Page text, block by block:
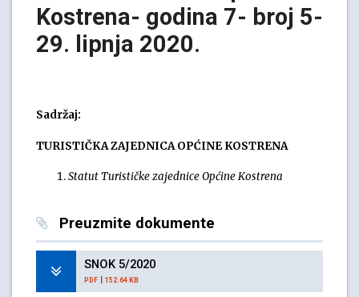
Kostrena- godina 7- broj 5-
29. lipnja 2020.
Sadržaj:
TURISTIČKA ZAJEDNICA OPĆINE KOSTRENA
Statut Turističke zajednice Općine Kostrena
Preuzmite dokumente
SNOK 5/2020
PDF | 152.64 KB